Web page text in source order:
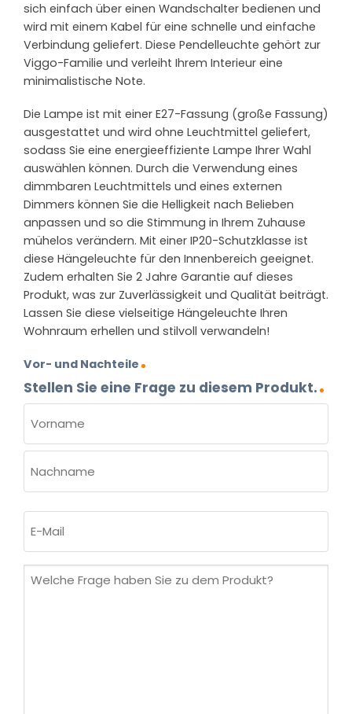
sich einfach über einen Wandschalter bedienen und
wird mit einem Kabel für eine schnelle und einfache
Verbindung geliefert. Diese Pendelleuchte gehört zur
Viggo-Familie und verleiht Ihrem Interieur eine
minimalistische Note.
Die Lampe ist mit einer E27-Fassung (große Fassung)
ausgestattet und wird ohne Leuchtmittel geliefert,
sodass Sie eine energieeffiziente Lampe Ihrer Wahl
auswählen können. Durch die Verwendung eines
dimmbaren Leuchtmittels und eines externen
Dimmers können Sie die Helligkeit nach Belieben
anpassen und so die Stimmung in Ihrem Zuhause
mühelos verändern. Mit einer IP20-Schutzklasse ist
diese Hängeleuchte für den Innenbereich geeignet.
Zudem erhalten Sie 2 Jahre Garantie auf dieses
Produkt, was zur Zuverlässigkeit und Qualität beiträgt.
Lassen Sie diese vielseitige Hängeleuchte Ihren
Wohnraum erhellen und stilvoll verwandeln!
Vor- und Nachteile
Stellen Sie eine Frage zu diesem Produkt.
(ERFORDERLICH)
Vorname
Mail
Welche